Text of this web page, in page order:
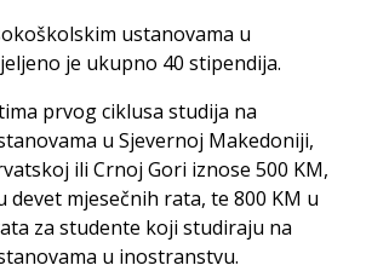
ustanovama u
je ukupno 40 stipendija.
prvog ciklusa studija na
u Sjevernoj Makedoniji,
ili Crnoj Gori iznose 500 KM,
devet mjesečnih rata, te 800 KM u
za studente koji studiraju na
u inostranstvu.